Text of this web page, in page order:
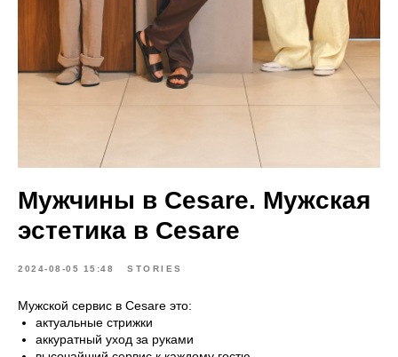
Мужчины в Cesare. Мужская
эстетика в Cesare
2024-08-05 15:48 STORIES
Мужской сервис в Cesare это:
актуальные стрижки
аккуратный уход за руками